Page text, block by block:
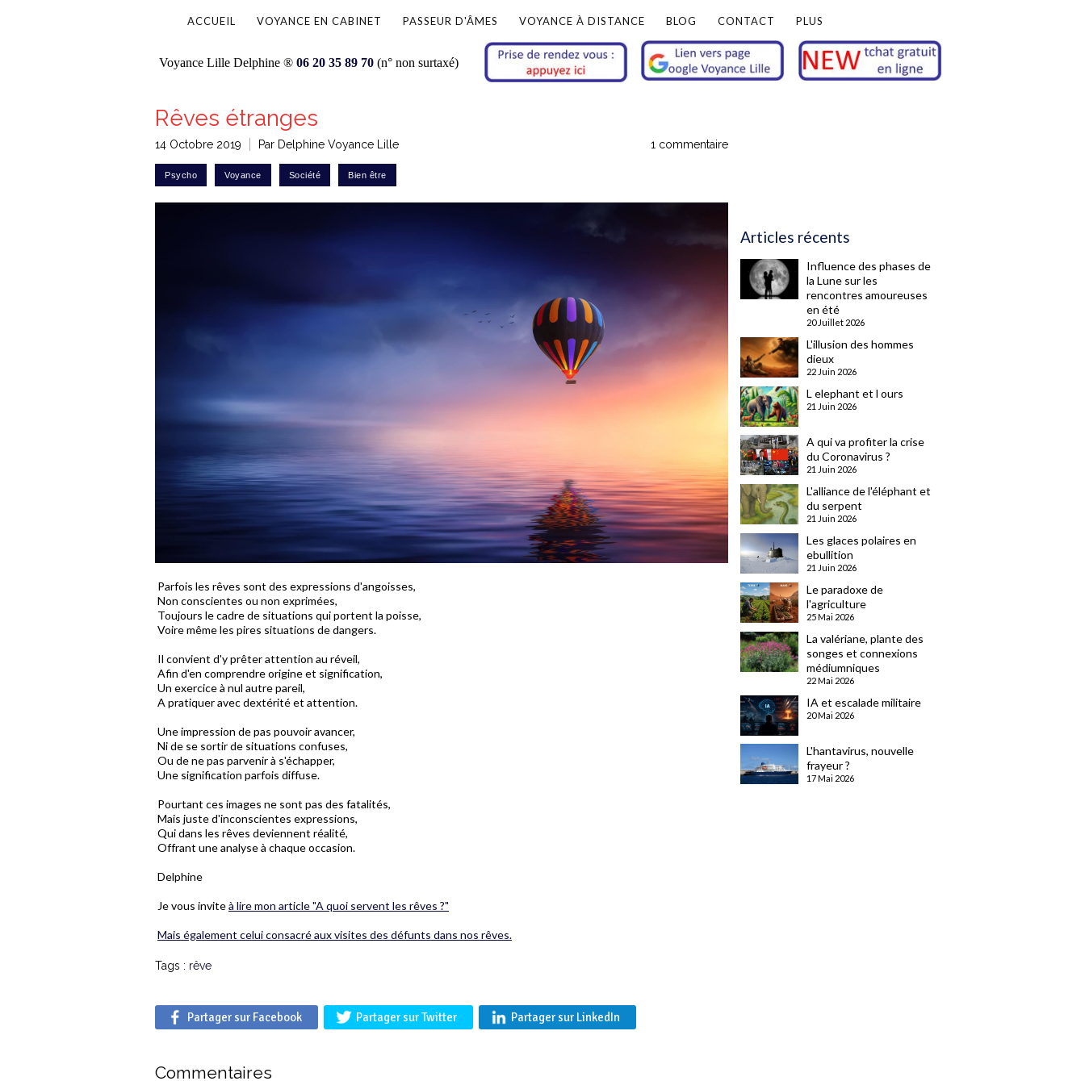
Voyance Lille Delphine ® 06 20 35 89 70 (n° non surtaxé)
ACCUEIL VOYANCE EN CABINET PASSEUR D'ÂMES VOYANCE À DISTANCE BLOG CONTACT PLUS
Rêves étranges
14 Octobre 2019 Par Delphine Voyance Lille 1 commentaire
Parfois les rêves sont des expressions d'angoisses,
Non conscientes ou non exprimées,
Toujours le cadre de situations qui portent la poisse,
Voire même les pires situations de dangers.
Il convient d'y prêter attention au réveil,
Afin d'en comprendre origine et signification,
Un exercice à nul autre pareil,
A pratiquer avec dextérité et attention.
Une impression de pas pouvoir avancer,
Ni de se sortir de situations confuses,
Ou de ne pas parvenir à s'échapper,
Une signification parfois diffuse.
Pourtant ces images ne sont pas des fatalités,
Mais juste d'inconscientes expressions,
Qui dans les rêves deviennent réalité,
Offrant une analyse à chaque occasion.
Delphine
Je vous inviteà lire mon article "A quoi servent les rêves ?"
Mais également celui consacré aux visites des défunts dans nos rêves.
Tags : rêve
Partager sur Facebook Partager sur Twitter Partager sur LinkedIn
Commentaires
Articles récents
Influence des phases de
la Lune sur les
rencontres amoureuses
en été
20 Juillet 2026
L'illusion des hommes
dieux
22 Juin 2026
L elephant et l ours
21 Juin 2026
A qui va profiter la crise
du Coronavirus ?
21 Juin 2026
L'alliance de l'éléphant et
du serpent
21 Juin 2026
Les glaces polaires en
ebullition
21 Juin 2026
Le paradoxe de
l'agriculture
25 Mai 2026
La valériane, plante des
songes et connexions
médiumniques
22 Mai 2026
IA et escalade militaire
20 Mai 2026
L'hantavirus, nouvelle
frayeur ?
17 Mai 2026